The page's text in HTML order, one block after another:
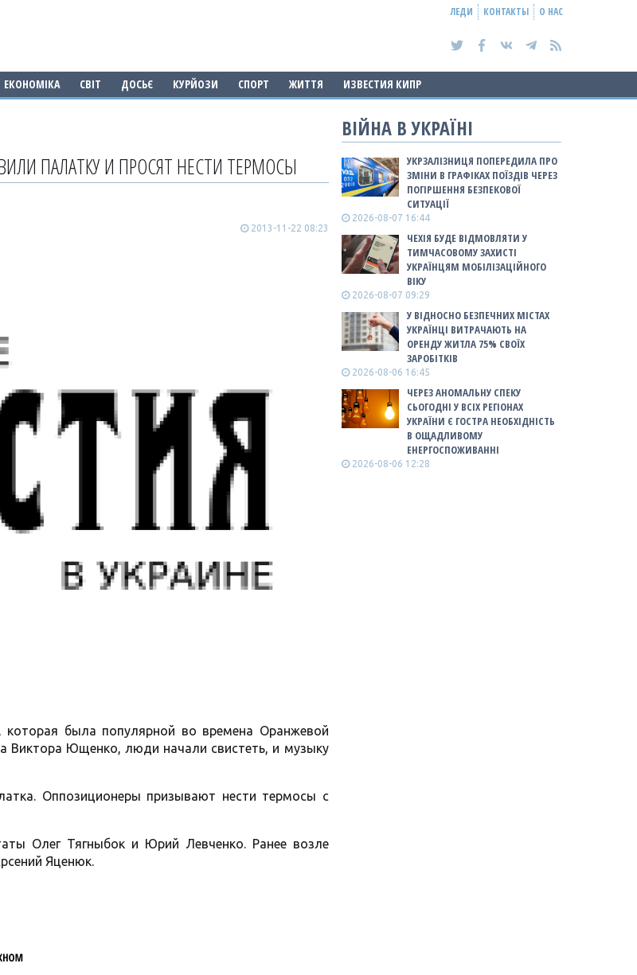
ЛЕДИ КОНТАКТЫ О НАС
ЕКОНОМІКА СВІТ ДОСЬЄ КУРЙОЗИ СПОРТ ЖИТТЯ ИЗВЕСТИЯ КИПР
ПАЛАТКУ И ПРОСЯТ НЕСТИ ТЕРМОСЫ
2013-11-22 08:23
была популярной во времена Оранжевой
Виктора Ющенко, люди начали свистеть, и музыку
Оппозиционеры призывают нести термосы с
Олег Тягныбок и Юрий Левченко. Ранее возле
Яценюк.
ВІЙНА В УКРАЇНІ
УКРЗАЛІЗНИЦЯ ПОПЕРЕДИЛА ПРО
ЗМІНИ В ГРАФІКАХ ПОЇЗДІВ ЧЕРЕЗ
ПОГІРШЕННЯ БЕЗПЕКОВОЇ
СИТУАЦІЇ
2026-08-07 16:44
ЧЕХІЯ БУДЕ ВІДМОВЛЯТИ У
ТИМЧАСОВОМУ ЗАХИСТІ
УКРАЇНЦЯМ МОБІЛІЗАЦІЙНОГО
ВІКУ
2026-08-07 09:29
У ВІДНОСНО БЕЗПЕЧНИХ МІСТАХ
УКРАЇНЦІ ВИТРАЧАЮТЬ НА
ОРЕНДУ ЖИТЛА 75% СВОЇХ
ЗАРОБІТКІВ
2026-08-06 16:45
ЧЕРЕЗ АНОМАЛЬНУ СПЕКУ
СЬОГОДНІ У ВСІХ РЕГІОНАХ
УКРАЇНИ Є ГОСТРА НЕОБХІДНІСТЬ
В ОЩАДЛИВОМУ
ЕНЕРГОСПОЖИВАННІ
2026-08-06 12:28